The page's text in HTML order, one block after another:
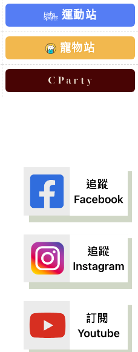
運動站
寵物站